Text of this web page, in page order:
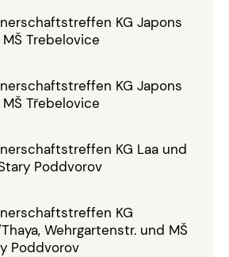
KG Japons
Trebelovice
KG Japons
Třebelovice
KG Laa und
Poddvorov
KG
Wehrgartenstr. und MŠ
Poddvorov